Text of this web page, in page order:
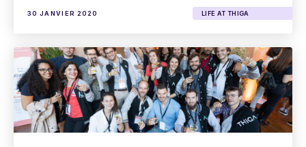
30 JANVIER 2020 LIFE AT THIGA